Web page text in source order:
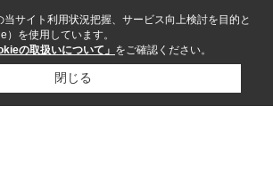
サイト利用状況把握、サービス向上検討を目的と
を使用しています。
の取扱いについて」 をご確認ください。
閉じる